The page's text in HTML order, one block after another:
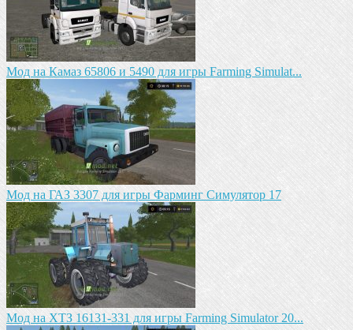
Мод на Камаз 65806 и 5490 для игры Farming Simulat...
Mод на ГАЗ 3307 для игры Фарминг Симулятор 17
Мод на ХТЗ 16131-331 для игры Farming Simulator 20...